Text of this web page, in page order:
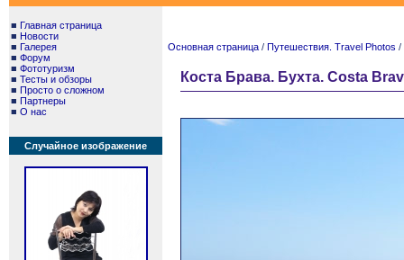
■ Главная страница
■ Новости
■ Галерея
■ Форум
■ Фототуризм
■ Тесты и обзоры
■ Просто о сложном
■ Партнеры
■ О нас
Случайное изображение
Основная страница / Путешествия. Travel Photos /
Коста Брава. Бухта. Costa